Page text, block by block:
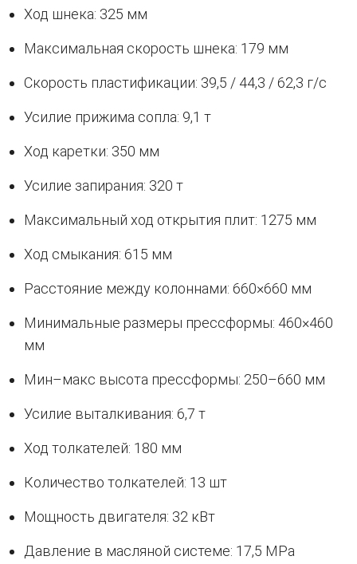
Ход шнека: 325 мм
Максимальная скорость шнека: 179 мм
Скорость пластификации: 39,5 / 44,3 / 62,3 г/с
Усилие прижима сопла: 9,1 т
Ход каретки: 350 мм
Усилие запирания: 320 т
Максимальный ход открытия плит: 1275 мм
Ход смыкания: 615 мм
Расстояние между колоннами: 660×660 мм
Минимальные размеры прессформы: 460×460
мм
Мин–макс высота прессформы: 250–660 мм
Усилие выталкивания: 6,7 т
Ход толкателей: 180 мм
Количество толкателей: 13 шт
Мощность двигателя: 32 кВт
Давление в масляной системе: 17,5 MPa